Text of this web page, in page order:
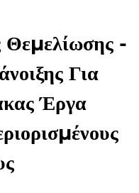
-
Για
Έργα